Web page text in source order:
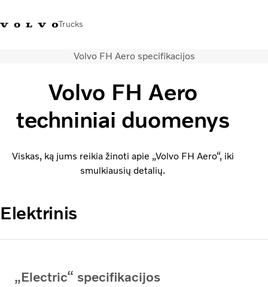
Trucks
Volvo Trucks parduotuvėPrisijungtiLietuva
Transporto sprendimai
Sunkvežimiai
Paslaugos
Kontaktai
Volvo FH Aero specifikacijos
Volvo FH Aero
techniniai duomenys
Viskas, ką jums reikia žinoti apie „Volvo FH Aero“, iki
smulkiausių detalių.
Elektrinis
„Electric“ specifikacijos